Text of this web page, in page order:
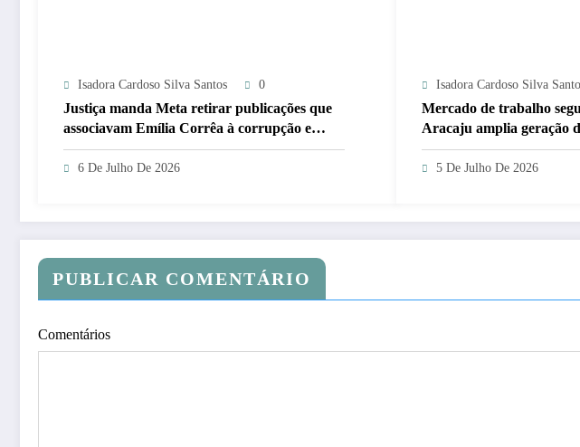
Isadora Cardoso Silva Santos 0
Justiça manda Meta retirar publicações que
associavam Emília Corrêa à corrupção e
identificar responsáveis
6 De Julho De 2026
Isadora Cardoso Silva
Mercado de trabalho
Aracaju amplia geração
5 De Julho De 2026
PUBLICAR COMENTÁRIO
Comentários